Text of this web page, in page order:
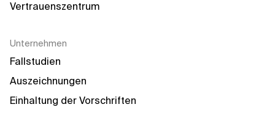
Vertrauenszentrum
Unternehmen
Fallstudien
Auszeichnungen
Einhaltung der Vorschriften